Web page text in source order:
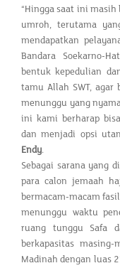
“Hingga saat ini
umroh, terutama
mendapatkan
Bandara Soekarno-
bentuk kepedulian
tamu Allah SWT, agar
menunggu yang
ini kami berharap
dan menjadi opsi
Endy.
Sebagai sarana yang
para calon jemaah
bermacam-macam
menunggu waktu
ruang tunggu Safa
berkapasitas
Madinah dengan luas